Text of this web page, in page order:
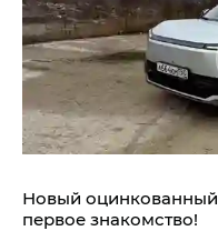
Новый оцинкованный
первое знакомство!